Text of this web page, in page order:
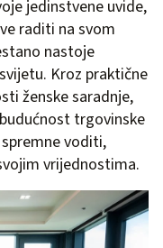
jedinstvene uvide,
raditi na svom
nastoje
Kroz praktične
ženske saradnje,
trgovinske
voditi,
vrijednostima.